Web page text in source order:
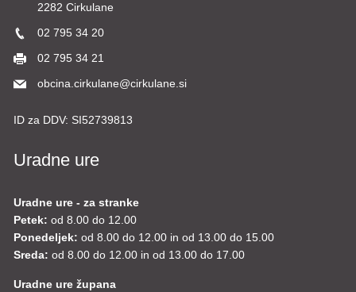
2282 Cirkulane
02 795 34 20
02 795 34 21
obcina.cirkulane@cirkulane.si
ID za DDV: SI52739813
Uradne ure
Uradne ure - za stranke
Petek: od 8.00 do 12.00
Ponedeljek: od 8.00 do 12.00 in od 13.00 do 15.00
Sreda: od 8.00 do 12.00 in od 13.00 do 17.00
Uradne ure župana